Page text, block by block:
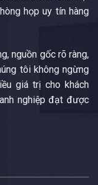
họp uy tín hàng
nguồn gốc rõ ràng,
tôi không ngừng
giá trị cho khách
nghiệp đạt được